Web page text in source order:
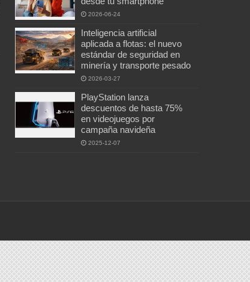
2026-06-24
Inteligencia artificial
aplicada a flotas: el nuevo
estándar de seguridad en
minería y transporte pesado
2026-03-27
PlayStation lanza
descuentos de hasta 75%
en videojuegos por
campaña navideña
2025-12-07